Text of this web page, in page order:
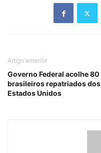
Artigo anterior
Governo Federal acolhe 80
brasileiros repatriados dos
Estados Unidos